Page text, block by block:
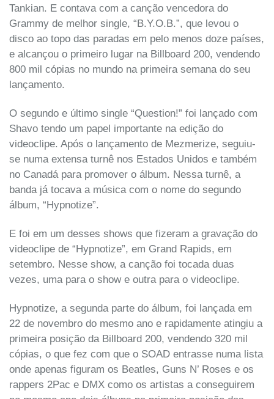
Tankian. E contava com a canção vencedora do
Grammy de melhor single, “B.Y.O.B.”, que levou o
disco ao topo das paradas em pelo menos doze países,
e alcançou o primeiro lugar na Billboard 200, vendendo
800 mil cópias no mundo na primeira semana do seu
lançamento.
O segundo e último single “Question!” foi lançado com
Shavo tendo um papel importante na edição do
videoclipe. Após o lançamento de Mezmerize, seguiu-
se numa extensa turnê nos Estados Unidos e também
no Canadá para promover o álbum. Nessa turnê, a
banda já tocava a música com o nome do segundo
álbum, “Hypnotize”.
E foi em um desses shows que fizeram a gravação do
videoclipe de “Hypnotize”, em Grand Rapids, em
setembro. Nesse show, a canção foi tocada duas
vezes, uma para o show e outra para o videoclipe.
Hypnotize, a segunda parte do álbum, foi lançada em
22 de novembro do mesmo ano e rapidamente atingiu a
primeira posição da Billboard 200, vendendo 320 mil
cópias, o que fez com que o SOAD entrasse numa lista
onde apenas figuram os Beatles, Guns N’ Roses e os
rappers 2Pac e DMX como os artistas a conseguirem